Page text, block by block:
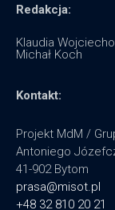
Redakcja:
Klaudia
Michał Koch
Kontakt:
Projekt MdM /
Antoniego
41-902 Bytom
prasa@misot.pl
+48 32 810 20 21